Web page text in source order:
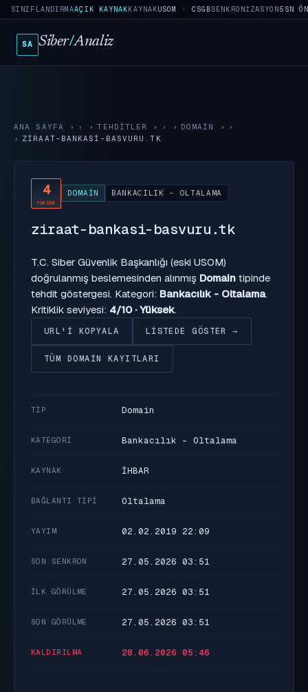
SINIFLANDIRMAAÇIK KAYNAKKAYNAKUSOM · CSGBSENKRONIZASYON5SN
SA Siber/Analiz
ANA SAYFA › TEHDITLER › DOMAIN
›
ZIRAAT-BANKASI-BASVURU.TK
4
YÜKSEK
DOMAIN BANKACILIK - OLTALAMA
ziraat-bankasi-basvuru.tk
T.C. Siber Güvenlik Başkanlığı (eski USOM)
doğrulanmış beslemesinden alınmış Domain tipinde
tehdit göstergesi. Kategori: Bankacılık - Oltalama.
Kritiklik seviyesi: 4/10 · Yüksek.
URL'I KOPYALA LISTEDE GÖSTER →
TÜM DOMAIN KAYITLARI
TIP Domain
KATEGORI Bankacılık - Oltalama
KAYNAK İHBAR
BAĞLANTI TIPI Oltalama
YAYIM 02.02.2019 22:09
SON SENKRON 27.05.2026 03:51
İLK GÖRÜLME 27.05.2026 03:51
SON GÖRÜLME 27.05.2026 03:51
KALDIRILMA 28.06.2026 05:46